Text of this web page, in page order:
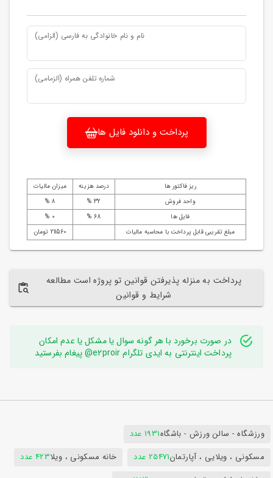
نام و نام خانوادگی به فارسی (الزامی)
شماره تلفن همراه (الزمامی)
پرداخت و دانلود فایل ها
ریز فاکتور ها درصد هزینه
میزان مالیات
واحد فروش
32 %
8 %
فایل ها
68 %
0 %
مبلغ تقریبی قابل پرداخت با محاسبه مالیات
211560 تومان
پرداخت به منزله پذیرفتن قوانین تو پروژه است مطالعه
شرایط و قوانین
در صورت برخورد با هر گونه سوال یا مشکل یا عدم امکان
پرداخت اینترنتی به ایدی تلگرام e2proir@ پیغام بفرستید
ورزشگاه - سالن ورزش - باشگاه1931 عدد
مسکونی ، ویلایی ، آپارتمان25471 عدد خانه مسکونی ، ویلا423 عدد